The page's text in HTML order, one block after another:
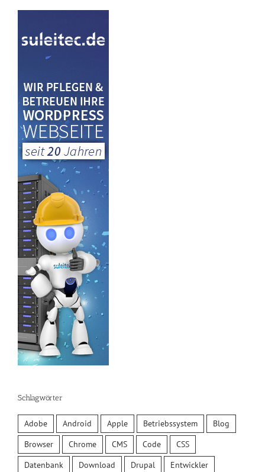
Schlagwörter
Adobe Android Apple Betriebssystem
Blog
Browser
Chrome CMS Code
CSS
Datenbank
Download Drupal
Entwickler